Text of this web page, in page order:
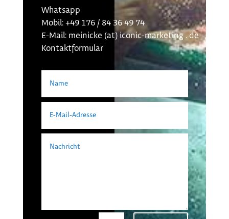
Whatsapp
Mobil: +49 176 / 84 36 49 74
E-Mail: meinicke (at) iconic-marketing . de
Kontaktformular